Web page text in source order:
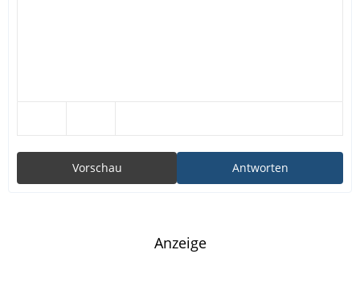
Antworten
Vorschau
Anzeige